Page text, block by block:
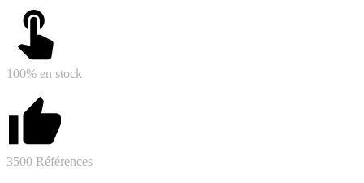
100% en stock
3500 Références